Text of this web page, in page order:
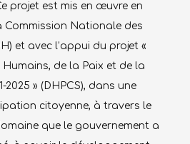
projet est mis en œuvre en
Nationale des
et avec l’appui du projet «
de la Paix et de la
2025 » (DHPCS), dans une
citoyenne, à travers le
que le gouvernement a